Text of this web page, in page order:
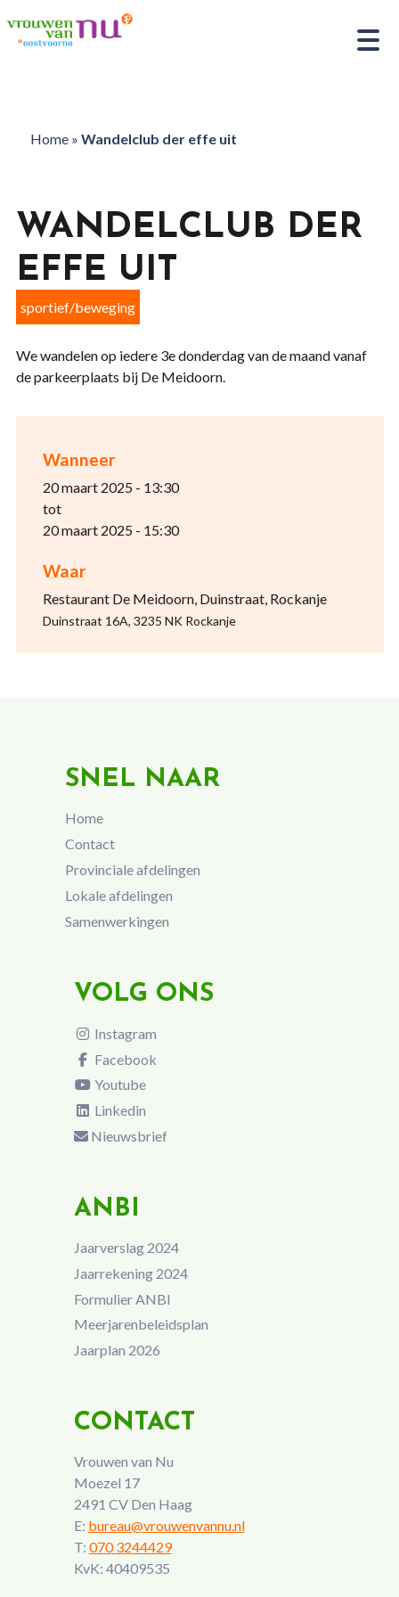
Home» Wandelclub der effe uit
Wanneer
20 maart 2025 - 13:30
tot
20 maart 2025 - 15:30
Waar
Restaurant De Meidoorn, Duinstraat, Rockanje
Duinstraat 16A, 3235 NK Rockanje
WANDELCLUB DER
EFFE UIT
sportief/beweging
We wandelen op iedere 3e donderdag van de maand vanaf
de parkeerplaats bij De Meidoorn.
SNEL NAAR
Home
Contact
Provinciale afdelingen
Lokale afdelingen
Samenwerkingen
VOLG ONS
Instagram
Facebook
Youtube
Linkedin
Nieuwsbrief
ANBI
Jaarverslag 2024
Jaarrekening 2024
Formulier ANBI
Meerjarenbeleidsplan
Jaarplan 2026
CONTACT
Vrouwen van Nu
Moezel 17
2491 CV Den Haag
E: bureau@vrouwenvannu.nl
T: 070 3244429
KvK: 40409535